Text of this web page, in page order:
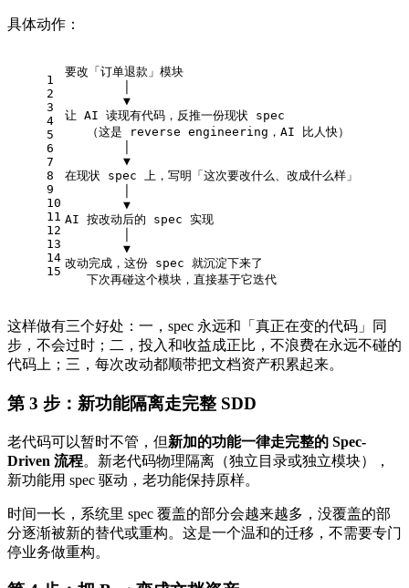
具体动作：
1
2
3
4
5
6
7
8
9
10
11
12
13
14
15
要改「订单退款」模块
        ▼
让 AI 读现有代码，反推一份现状 spec
   （这是 reverse engineering，AI 比人快）
        ▼
在现状 spec 上，写明「这次要改什么、改成什么样」
        ▼
AI 按改动后的 spec 实现
        ▼
改动完成，这份 spec 就沉淀下来了
   下次再碰这个模块，直接基于它迭代
这样做有三个好处：一，spec 永远和「真正在变的代码」同
步，不会过时；二，投入和收益成正比，不浪费在永远不碰的
代码上；三，每次改动都顺带把文档资产积累起来。
第 3 步：新功能隔离走完整 SDD
老代码可以暂时不管，但新加的功能一律走完整的 Spec-
Driven 流程。新老代码物理隔离（独立目录或独立模块），
新功能用 spec 驱动，老功能保持原样。
时间一长，系统里 spec 覆盖的部分会越来越多，没覆盖的部
分逐渐被新的替代或重构。这是一个温和的迁移，不需要专门
停业务做重构。